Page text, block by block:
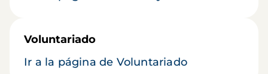
Voluntariado
Ir a la página de Voluntariado